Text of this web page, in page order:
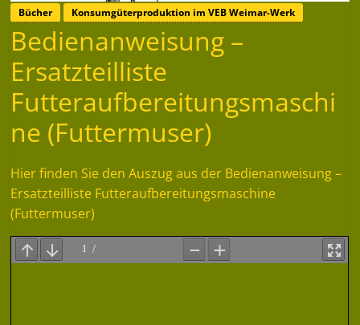
Bücher Konsumgüterproduktion im VEB Weimar-Werk
Bedienanweisung –
Ersatzteilliste
Futteraufbereitungsmaschi
ne (Futtermuser)
Hier finden Sie den Auszug aus der Bedienanweisung –
Ersatzteilliste Futteraufbereitungsmaschine
(Futtermuser)